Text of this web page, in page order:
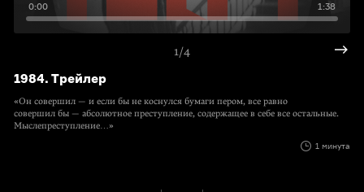
0:00 1:38
1/4
1984. Трейлер
«Он совершил — и если бы не коснулся бумаги пером, все равно
совершил бы — абсолютное преступление, содержащее в себе все остальные.
Мыслепреступление…»
1 минута